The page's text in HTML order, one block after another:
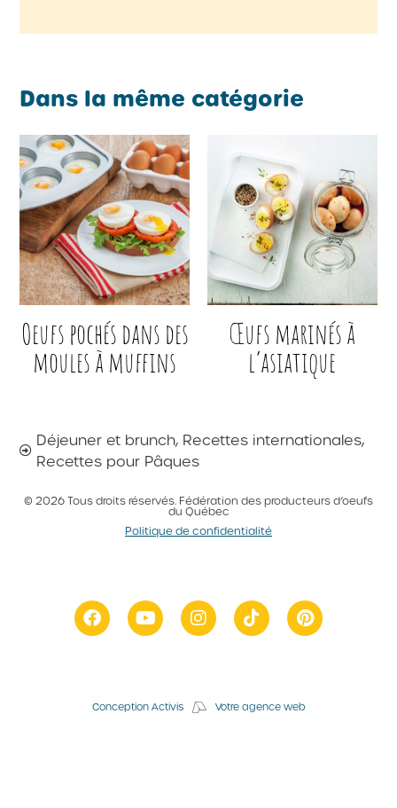
Dans la même catégorie
Oeufs pochés dans des
moules à muffins
Œufs marinés à
l’asiatique
Déjeuner et brunch, Recettes internationales,
Recettes pour Pâques
© 2026 Tous droits réservés. Fédération des producteurs d’oeufs
du Québec
Politique de confidentialité
Conception Activis Votre agence web